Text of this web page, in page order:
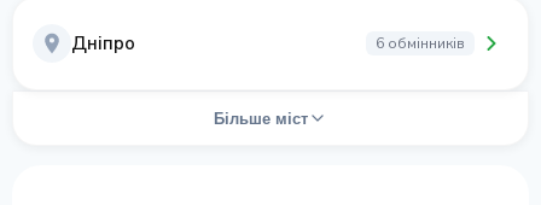
Дніпро 6 обмінників
Більше міст